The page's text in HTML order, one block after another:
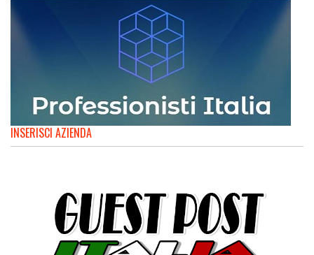
INSERISCI AZIENDA